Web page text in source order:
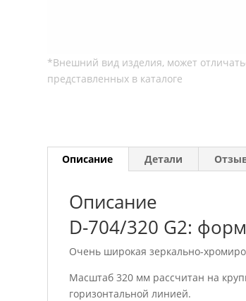
Описание Детали
Описание
D-704/320 G2:
Очень широкая зеркально-
Масштаб 320 мм рассчитан на
горизонтальной линией.